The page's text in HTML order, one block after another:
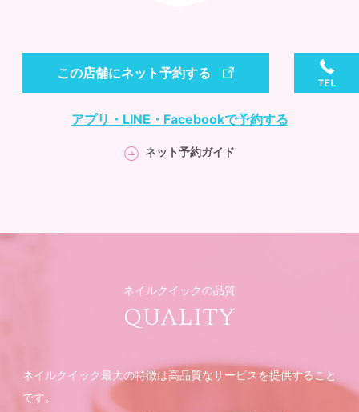
この店舗にネット予約する
アプリ・LINE・Facebookで予約する
ネット予約ガイド
ネイルクイックの品質
QUALITY
ネイルクイック最大の特徴は高品質なサービスを提供すること
です。